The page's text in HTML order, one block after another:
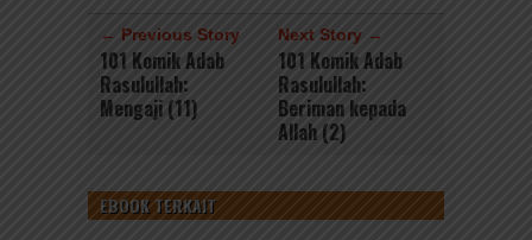
← Previous Story
101 Komik Adab
Rasulullah:
Mengaji (11)
Next Story →
101 Komik Adab
Rasulullah:
Beriman kepada
Allah (2)
EBOOK TERKAIT